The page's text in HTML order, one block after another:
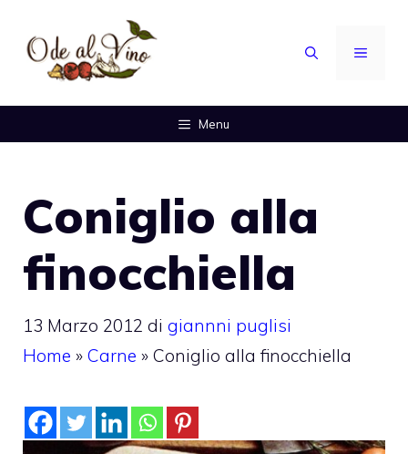
contenuto
MENU
Menu
Coniglio alla
finocchiella
13 Marzo 2012 di giannni puglisi
Home » Carne » Coniglio alla finocchiella